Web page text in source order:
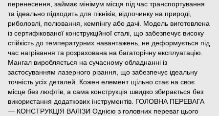
перенесення, займає мінімум місця під час транспортування
та ідеально підходить для пікніків, відпочинку на природі,
риболовлі, полювання, кемпінгу або дачі. Модель виготовлена
із сертифікованої конструкційної сталі, що забезпечує високу
стійкість до температурних навантажень, не деформується під
час нагрівання та розрахована на багаторічну експлуатацію.
Мангал виробляється на сучасному обладнанні із
застосуванням лазерного різання, що забезпечує ідеальну
точність усіх деталей. Кожен елемент щільно стає на своє
місце без люфтів, а сама конструкція швидко збирається без
використання додаткових інструментів. ГОЛОВНА ПЕРЕВАГА
— КОНСТРУКЦІЯ ВАЛІЗИ Однією з головних переваг цього